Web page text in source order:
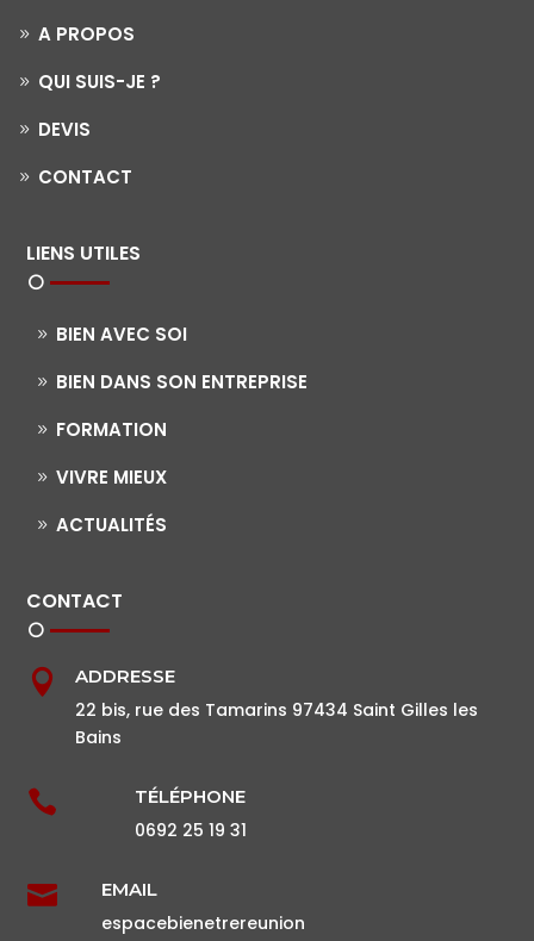
A PROPOS
QUI SUIS-JE ?
DEVIS
CONTACT
LIENS UTILES
BIEN AVEC SOI
BIEN DANS SON ENTREPRISE
FORMATION
VIVRE MIEUX
ACTUALITÉS
CONTACT
 ADDRESSE
22 bis, rue des Tamarins 97434 Saint Gilles les
Bains
 TÉLÉPHONE
0692 25 19 31
 EMAIL
espacebienetrereunion